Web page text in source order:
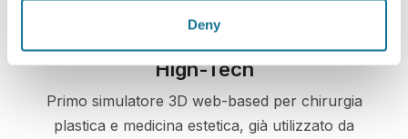
Deny
High-Tech
Primo simulatore 3D web-based per chirurgia
plastica e medicina estetica, già utilizzato da